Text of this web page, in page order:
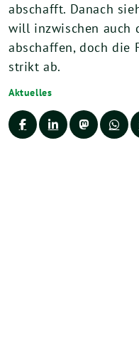
abschafft. Danach
will inzwischen auch
abschaffen, doch die
strikt ab.
Aktuelles